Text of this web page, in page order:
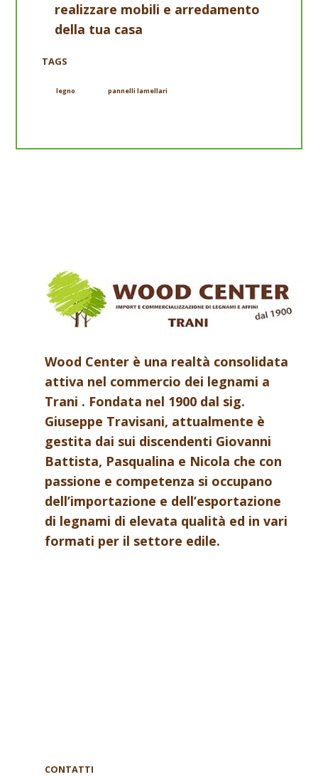
realizzare mobili e arredamento
della tua casa
TAGS
legno pannelli lamellari
Wood Center è una realtà consolidata
attiva nel commercio dei legnami a
Trani . Fondata nel 1900 dal sig.
Giuseppe Travisani, attualmente è
gestita dai sui discendenti Giovanni
Battista, Pasqualina e Nicola che con
passione e competenza si occupano
dell’importazione e dell’esportazione
di legnami di elevata qualità ed in vari
formati per il settore edile.
CONTATTI